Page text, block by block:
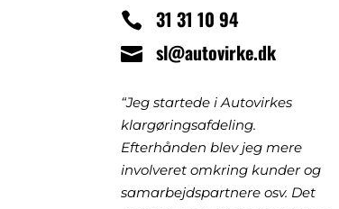
31 31 10 94
sl@autovirke.dk
“Jeg startede i Autovirkes
klargøringsafdeling.
Efterhånden blev jeg mere
involveret omkring kunder og
samarbejdspartnere osv. Det